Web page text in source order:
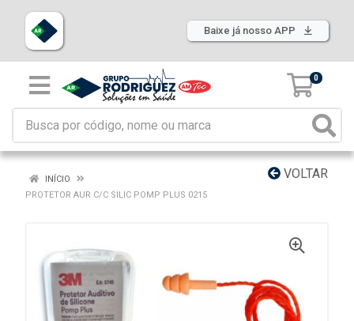
Baixe já nosso APP
0
VOLTAR
INÍCIO
PROTETOR AUR C/C SILIC POMP PLUS 0215